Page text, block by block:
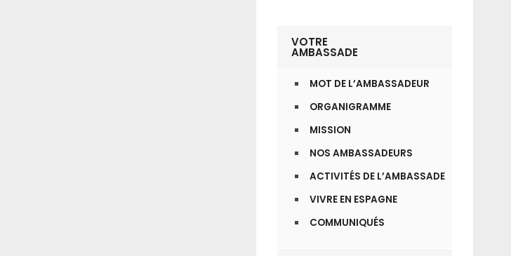
VOTRE
AMBASSADE
MOT DE L’AMBASSADEUR
ORGANIGRAMME
MISSION
NOS AMBASSADEURS
ACTIVITÉS DE L’AMBASSADE
VIVRE EN ESPAGNE
COMMUNIQUÉS